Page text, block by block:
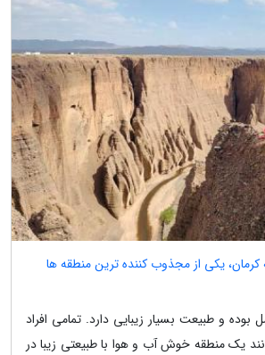
کرمان، یکی از مجذوب کننده ترین منطقه ها
و طبیعت بسیار زیبایی دارد. تمامی افراد
یک منطقه خوش آب و هوا با طبیعتی زیبا در